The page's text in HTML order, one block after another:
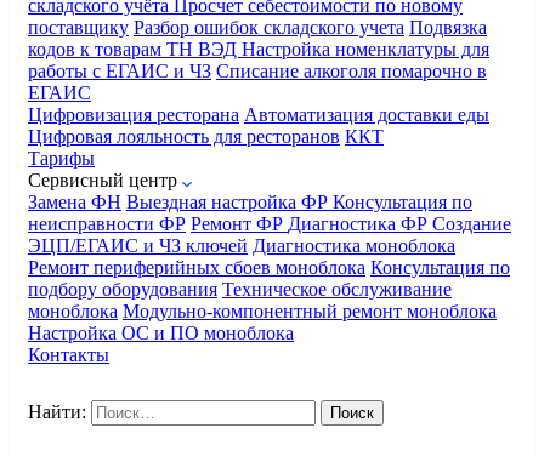
складского учёта Просчет себестоимости по новому
поставщику Разбор ошибок складского учета Подвязка
кодов к товарам ТН ВЭД Настройка номенклатуры для
работы с ЕГАИС и ЧЗ Списание алкоголя помарочно в
ЕГАИС
Цифровизация ресторана Автоматизация доставки еды
Цифровая лояльность для ресторанов ККТ
Тарифы
Сервисный центр
Замена ФН Выездная настройка ФР Консультация по
неисправности ФР Ремонт ФР Диагностика ФР Создание
ЭЦП/ЕГАИС и ЧЗ ключей Диагностика моноблока
Ремонт периферийных сбоев моноблока Консультация по
подбору оборудования Техническое обслуживание
моноблока Модульно-компонентный ремонт моноблока
Настройка ОС и ПО моноблока
Контакты
Найти: